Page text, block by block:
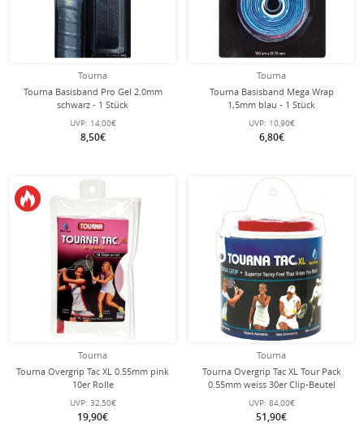
Tourna
Tourna Basisband Pro Gel 2.0mm
schwarz - 1 Stück
UVP: 14,00€
8,50€
Tourna
Tourna Basisband Mega Wrap
1,5mm blau - 1 Stück
UVP: 10,90€
6,80€
Tourna
Tourna Overgrip Tac XL 0.55mm pink
10er Rolle
UVP: 32,50€
19,90€
Tourna
Tourna Overgrip Tac XL Tour Pack
0.55mm weiss 30er Clip-Beutel
UVP: 84,00€
51,90€